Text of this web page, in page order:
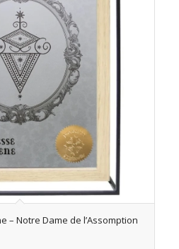
– Notre Dame de l’Assomption